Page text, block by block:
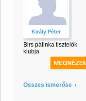
Király Péter
Birs pálinka tisztelők
klubja
Összes ismerőse